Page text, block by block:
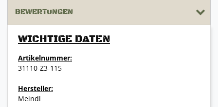
BEWERTUNGEN
WICHTIGE DATEN
Artikelnummer:
31110-Z3-115
Hersteller:
Meindl